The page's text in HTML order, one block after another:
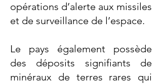
opérations d’alerte aux missiles
et de surveillance de l’espace.
Le pays également possède
des déposits signifiants de
minéraux de terres rares qui